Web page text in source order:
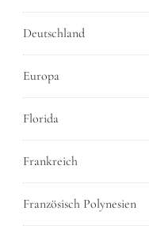
Deutschland
Europa
Florida
Frankreich
Französisch Polynesien